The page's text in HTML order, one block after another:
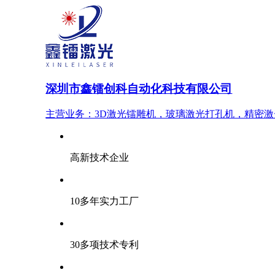
深圳市鑫镭创科自动化科技有限公司
主营业务：3D激光镭雕机，玻璃激光打孔机，精密
高新技术企业
10多年实力工厂
30多项技术专利